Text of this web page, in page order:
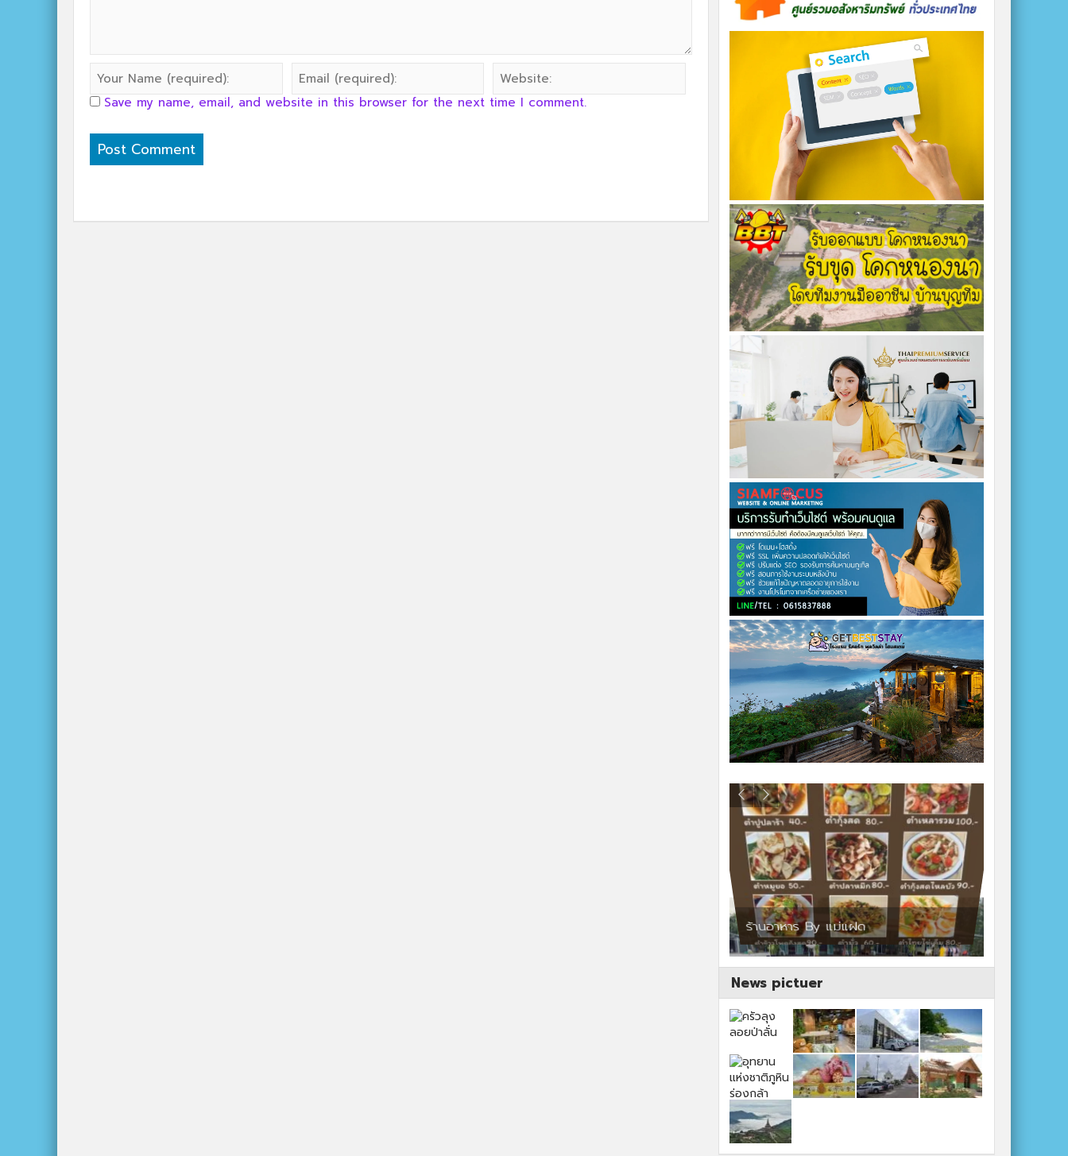
Save my name, email, and website in this browser for the next time I comment.
ร้านอาหาร By แม่แฝด
News pictuer